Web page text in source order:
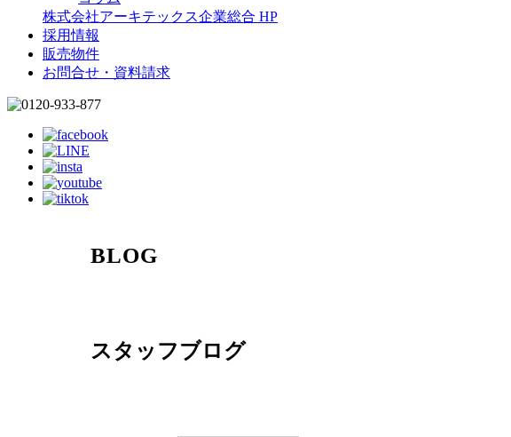
株式会社アーキテックス企業総合 HP
採用情報
販売物件
お問合せ・資料請求
BLOG
スタッフブログ